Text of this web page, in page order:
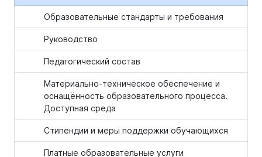
Образовательные стандарты и требования
Руководство
Педагогический состав
Материально-техническое обеспечение и
оснащённость образовательного процесса.
Доступная среда
Стипендии и меры поддержки обучающихся
Платные образовательные услуги